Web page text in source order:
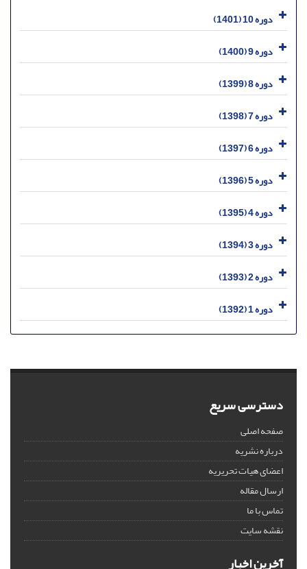
دوره 10 (1401)
دوره 9 (1400)
دوره 8 (1399)
دوره 7 (1398)
دوره 6 (1397)
دوره 5 (1396)
دوره 4 (1395)
دوره 3 (1394)
دوره 2 (1393)
دوره 1 (1392)
دسترسی سریع
صفحه اصلی
درباره نشریه
اعضای هیات تحریریه
ارسال مقاله
تماس با ما
نقشه سایت
آخرین اخبار